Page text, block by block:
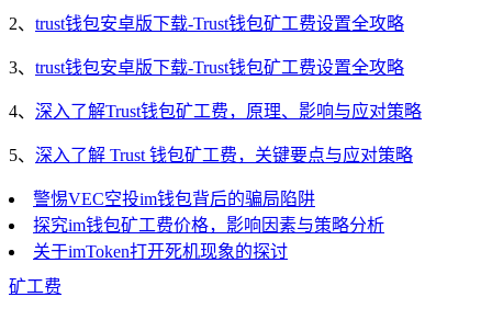
2、 trust钱包安卓版下载-Trust钱包矿工费设置全攻略
3、 trust钱包安卓版下载-Trust钱包矿工费设置全攻略
4、 深入了解Trust钱包矿工费，原理、影响与应对策略
5、 深入了解 Trust 钱包矿工费，关键要点与应对策略
警惕VEC空投im钱包背后的骗局陷阱
探究im钱包矿工费价格，影响因素与策略分析
关于imToken打开死机现象的探讨
矿工费